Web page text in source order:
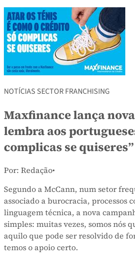
NOTÍCIAS SECTOR FRANCHISING
Maxfinance lança
lembra aos
complicas se quiseres”
Por: Redação•
Segundo a McCann, num setor
associado a burocracia, processos
linguagem técnica, a nova
simples: muitas vezes, somos nós
aquilo que pode ser resolvido de
temos o apoio certo.